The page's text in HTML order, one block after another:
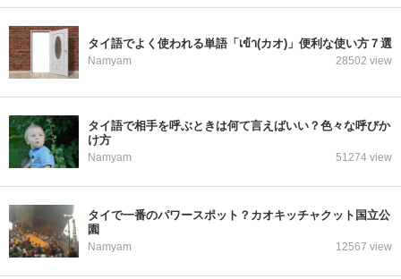
タイ語でよく使われる単語「เข้า(カオ)」便利な使い方７選
Namyam 28502 view
タイ語で相手を呼ぶときは何て言えばいい？色々な呼びか
け方
Namyam 51274 view
タイで一番のパワースポット？カオキッチャクット国立公
園
Namyam 12567 view